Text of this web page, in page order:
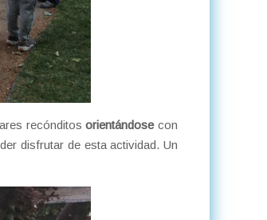
recónditosorientándosecon
disfrutar de esta actividad. Un